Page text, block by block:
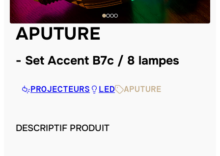
APUTURE
Set Accent B7c / 8 lampes
PROJECTEURS LED APUTURE
DESCRIPTIF PRODUIT